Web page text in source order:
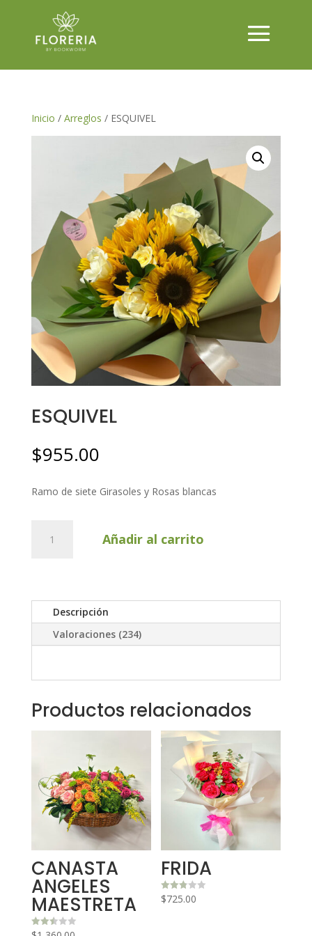
Inicio / Arreglos / ESQUIVEL
ESQUIVEL
$955.00
Ramo de siete Girasoles y Rosas blancas
cantidad
Añadir al carrito
Descripción
Valoraciones (234)
Productos relacionados
CANASTA
ANGELES
MAESTRETA
Valora
FRIDA
Valora
do con
$725.00